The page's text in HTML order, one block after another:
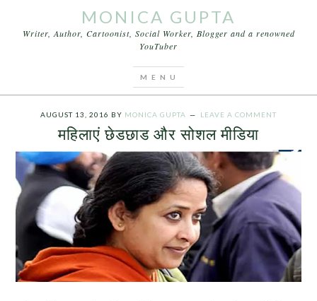
MONICA GUPTA
Writer, Author, Cartoonist, Social Worker, Blogger and a renowned
YouTuber
AUGUST 13, 2016 BY MONICA GUPTA LEAVE A COMMENT
महिलाएं छेडछाड और सोशल मीडिया